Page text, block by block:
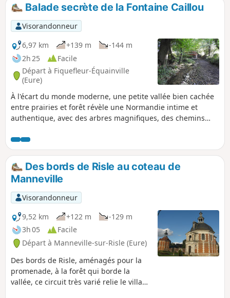
Balade secrète de la Fontaine Caillou
Visorandonneur
6,97 km
+139 m
-144 m
2h 25
Facile
Départ à Fiquefleur-Équainville
(Eure)
À l'écart du monde moderne, une petite vallée bien cachée
entre prairies et forêt révèle une Normandie intime et
authentique, avec des arbres magnifiques, des chemins
paysages vallonnés. Cet itinéraire n'est pas balisé, d'où son
nom de "balade secrète": la géolocalisation est donc
conseillée.
Des bords de Risle au coteau de
Manneville
Visorandonneur
9,52 km
+122 m
-129 m
3h 05
Facile
Départ à Manneville-sur-Risle (Eure)
Des bords de Risle, aménagés pour la
promenade, à la forêt qui borde la
vallée, ce circuit très varié relie le village